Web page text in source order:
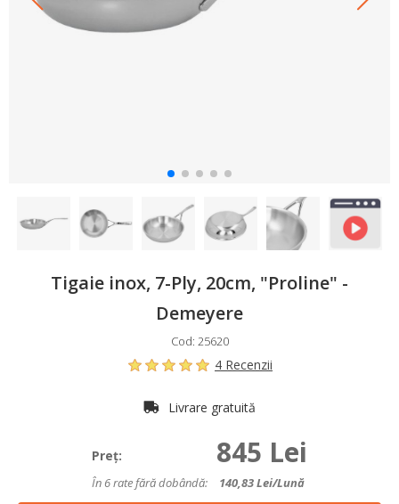
Tigaie inox, 7-Ply, 20cm, "Proline" -
Demeyere
Cod: 25620
4 Recenzii
Livrare gratuită
Preţ: 845 Lei
În 6 rate fără dobândă: 140,83Lei/lună